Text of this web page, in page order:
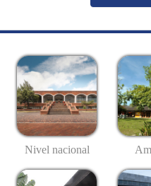
Nivel nacional